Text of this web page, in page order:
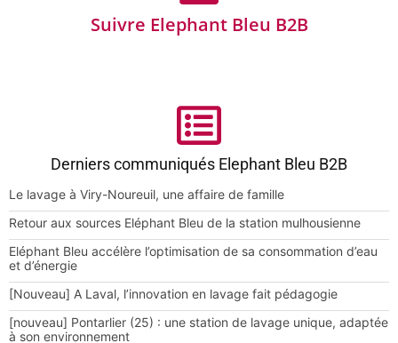
Suivre Elephant Bleu B2B
Derniers communiqués Elephant Bleu B2B
Le lavage à Viry-Noureuil, une affaire de famille
Retour aux sources Eléphant Bleu de la station mulhousienne
Eléphant Bleu accélère l’optimisation de sa consommation d’eau
et d’énergie
[Nouveau] A Laval, l’innovation en lavage fait pédagogie
[nouveau] Pontarlier (25) : une station de lavage unique, adaptée
à son environnement